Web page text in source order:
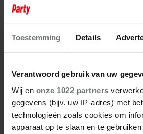
Toestemming Details
Verantwoord gebruik van uw
Wij en onze 1022 partners
gegevens (bijv. uw IP-adres) met
technologieën zoals cookies om
apparaat op te slaan en te
3 februari 2023